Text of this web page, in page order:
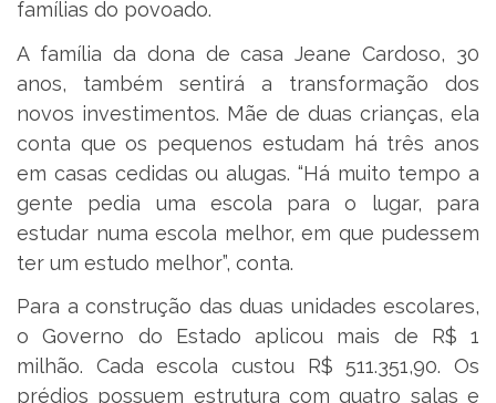
famílias do povoado.
A família da dona de casa Jeane Cardoso, 30
anos, também sentirá a transformação dos
novos investimentos. Mãe de duas crianças, ela
conta que os pequenos estudam há três anos
em casas cedidas ou alugas. “Há muito tempo a
gente pedia uma escola para o lugar, para
estudar numa escola melhor, em que pudessem
ter um estudo melhor”, conta.
Para a construção das duas unidades escolares,
o Governo do Estado aplicou mais de R$ 1
milhão. Cada escola custou R$ 511.351,90. Os
prédios possuem estrutura com quatro salas e